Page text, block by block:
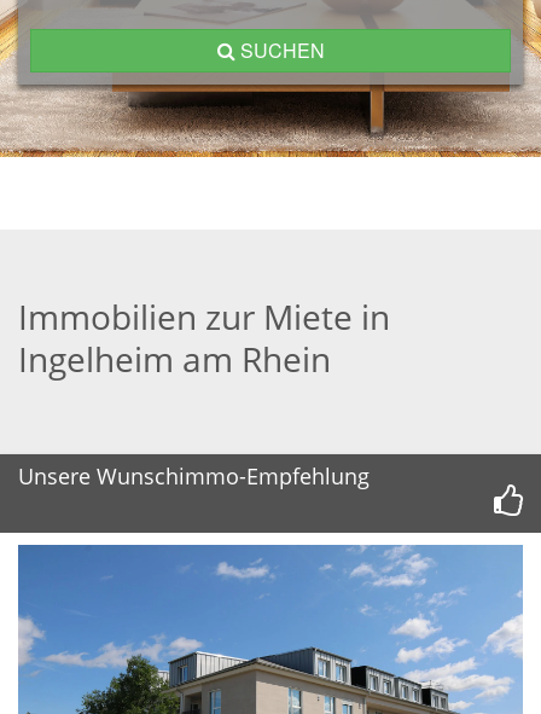
SUCHEN
Immobilien zur Miete in
Ingelheim am Rhein
Unsere Wunschimmo-Empfehlung